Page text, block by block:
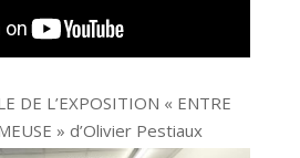
DE L’EXPOSITION « ENTRE
» d’Olivier Pestiaux